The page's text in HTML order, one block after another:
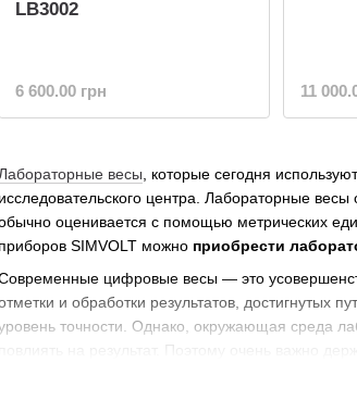
Лабораторные весы , которые сегодня
исследовательского центра. Лабораторные
оценивается с помощью метрических
приборов SIMVOLT можно приобрести
цифровые весы — это
и обработки результатов, достигнутых
точности. Однако, окружающая среда
повлиять на результат. Поэтому очень важно
LB3002
6 600.00 грн 11